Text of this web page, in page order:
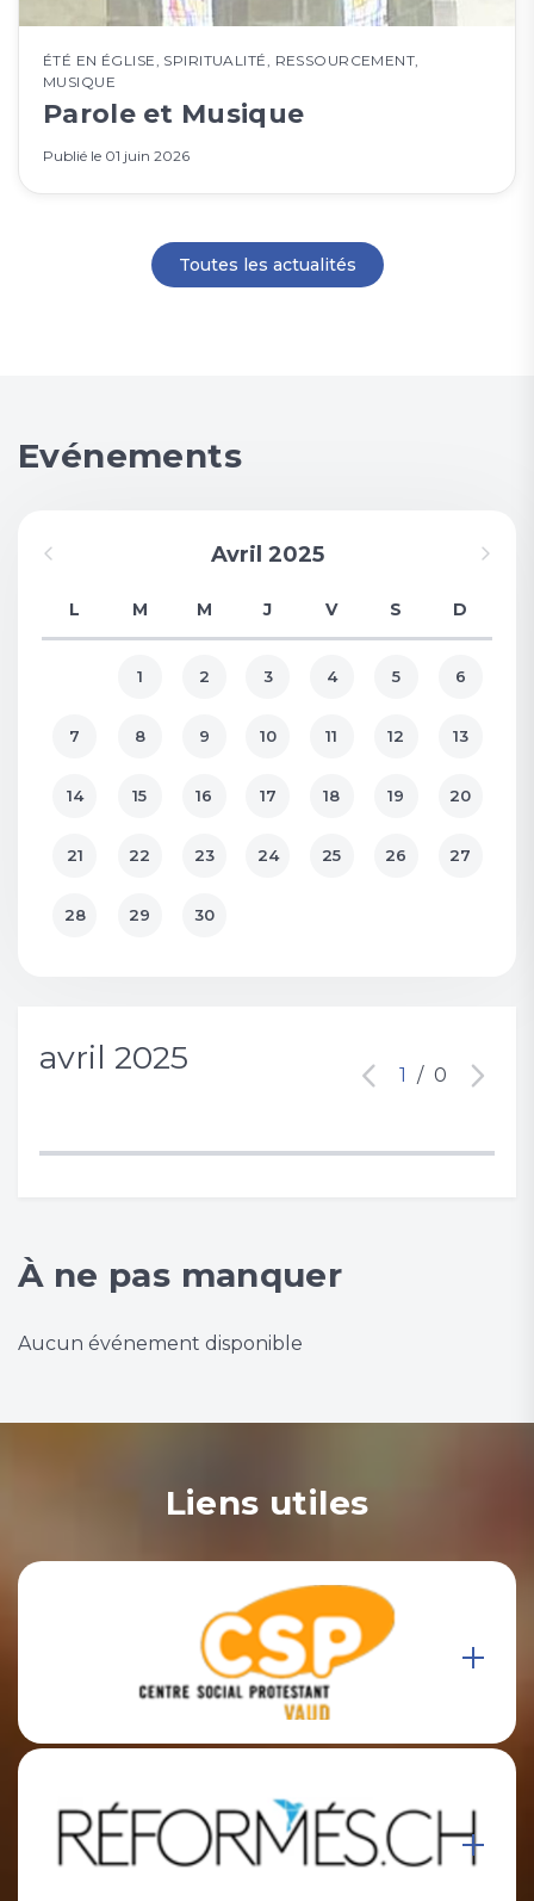
ÉTÉ EN ÉGLISE SPIRITUALITÉ RESSOURCEMENT
MUSIQUE
Parole et Musique
Publié le 01 juin 2026
Toutes les actualités
Evénements
Avril 2025
L M M J V S D
1 2 3 4 5 6
7 8 9 10 11 12 13
14 15 16 17 18 19 20
21 22 23 24 25 26 27
28 29 30
avril 2025 1 / 0
À ne pas manquer
Aucun événement disponible
Liens utiles